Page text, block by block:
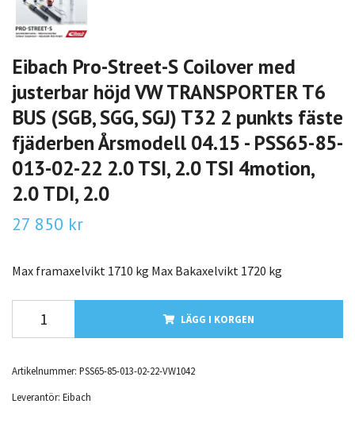
Eibach Pro-Street-S Coilover med
justerbar höjd VW TRANSPORTER T6
BUS (SGB, SGG, SGJ) T32 2 punkts fäste
fjäderben Årsmodell 04.15 - PSS65-85-
013-02-22 2.0 TSI, 2.0 TSI 4motion,
2.0 TDI, 2.0
27 850 kr
Max framaxelvikt 1710 kg Max Bakaxelvikt 1720 kg
LÄGG I KORGEN
Artikelnummer: PSS65-85-013-02-22-VW1042
Leverantör: Eibach